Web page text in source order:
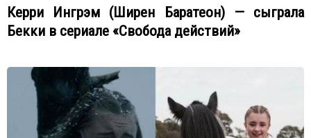
Керри Ингрэм (Ширен Баратеон) — сыграла
Бекки в сериале «Свобода действий»